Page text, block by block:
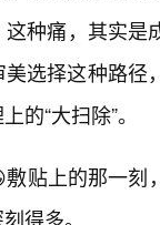
这种痛，其实
选择这种路
的“大扫除”。
贴上的那一刻
得多。